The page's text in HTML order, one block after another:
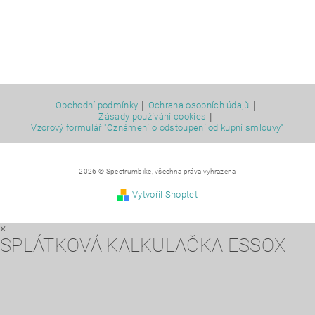
Obchodní podmínky | Ochrana osobních údajů |
Zásady používání cookies |
Vzorový formulář "Oznámení o odstoupení od kupní smlouvy"
2026 © Spectrumbike, všechna práva vyhrazena
Vytvořil Shoptet
×
SPLÁTKOVÁ KALKULAČKA ESSOX